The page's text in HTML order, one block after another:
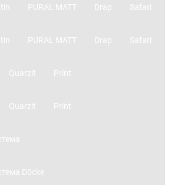
PURAL MATT
PURAL MATT
Drap
Drap
Safari
Safari
Quarzit
Quarzit
Print
Print
Döcke